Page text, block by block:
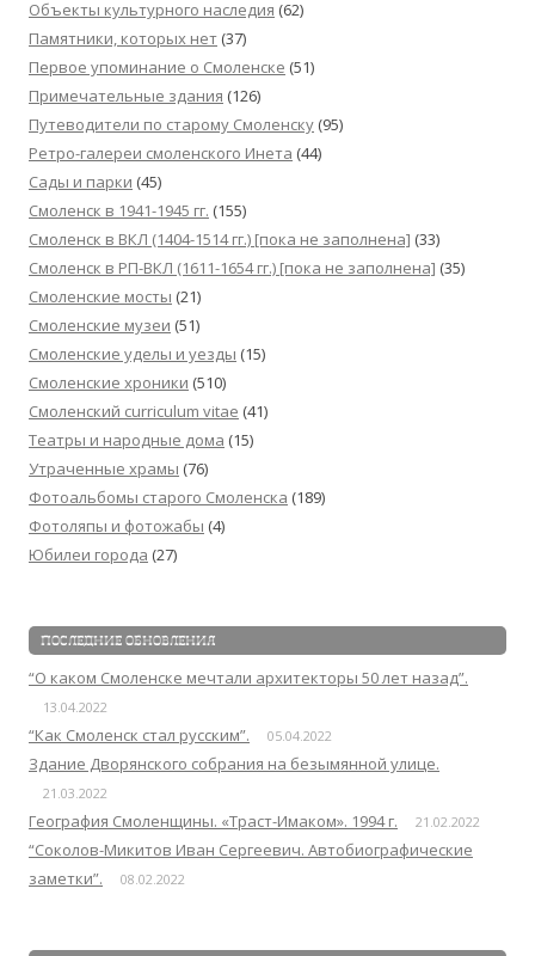
Объекты культурного наследия (62)
Памятники, которых нет (37)
Первое упоминание о Смоленске (51)
Примечательные здания (126)
Путеводители по старому Смоленску (95)
Ретро-галереи смоленского Инета (44)
Сады и парки (45)
Смоленск в 1941-1945 гг. (155)
Смоленск в ВКЛ (1404-1514 гг.) [пока не заполнена] (33)
Смоленск в РП-ВКЛ (1611-1654 гг.) [пока не заполнена] (35)
Смоленские мосты (21)
Смоленские музеи (51)
Смоленские уделы и уезды (15)
Смоленские хроники (510)
Смоленский сurriculum vitae (41)
Театры и народные дома (15)
Утраченные храмы (76)
Фотоальбомы старого Смоленска (189)
Фотоляпы и фотожабы (4)
Юбилеи города (27)
ПОСЛЕДНИЕ ОБНОВЛЕНИЯ
“О каком Смоленске мечтали архитекторы 50 лет назад”.
13.04.2022
“Как Смоленск стал русским”. 05.04.2022
Здание Дворянского собрания на безымянной улице.
21.03.2022
География Смоленщины. «Траст-Имаком». 1994 г. 21.02.2022
“Соколов-Микитов Иван Сергеевич. Автобиографические
заметки”.
08.02.2022